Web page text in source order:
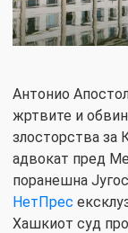
Антонио
жртвите и
злосторства за
aдвокат пред
поранешна
НетПрес
Хашкиот суд